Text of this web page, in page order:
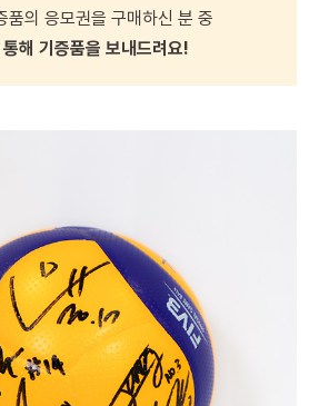
품의 응모권을 구매하신 분 중
해 기증품을 보내드려요!